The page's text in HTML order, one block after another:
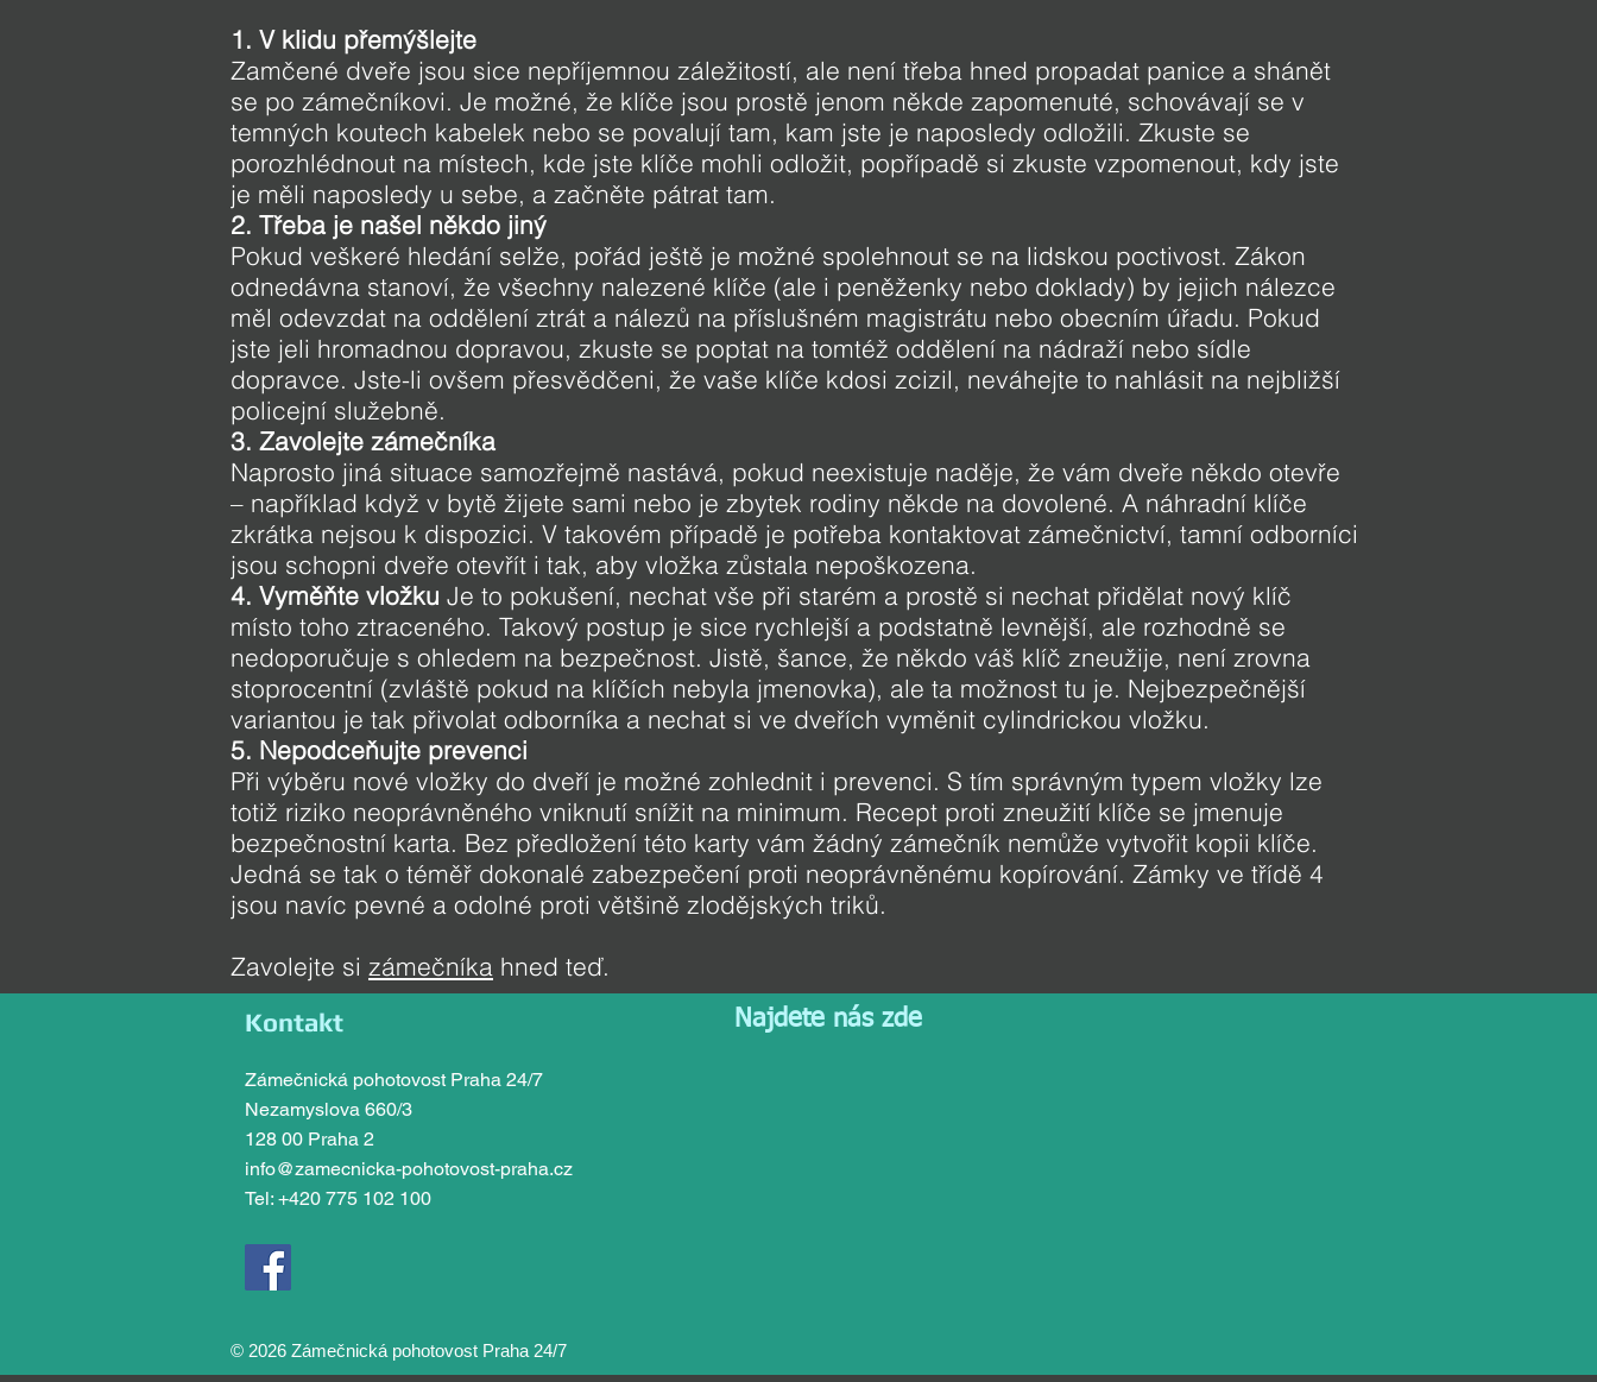
1. V klidu přemýšlejte
Zamčené dveře jsou sice nepříjemnou záležitostí, ale není třeba hned propadat panice a shánět
se po zámečníkovi. Je možné, že klíče jsou prostě jenom někde zapomenuté, schovávají se v
temných koutech kabelek nebo se povalují tam, kam jste je naposledy odložili. Zkuste se
porozhlédnout na místech, kde jste klíče mohli odložit, popřípadě si zkuste vzpomenout, kdy jste
je měli naposledy u sebe, a začněte pátrat tam.
2. Třeba je našel někdo jiný
Pokud veškeré hledání selže, pořád ještě je možné spolehnout se na lidskou poctivost. Zákon
odnedávna stanoví, že všechny nalezené klíče (ale i peněženky nebo doklady) by jejich nálezce
měl odevzdat na oddělení ztrát a nálezů na příslušném magistrátu nebo obecním úřadu. Pokud
jste jeli hromadnou dopravou, zkuste se poptat na tomtéž oddělení na nádraží nebo sídle
dopravce. Jste-li ovšem přesvědčeni, že vaše klíče kdosi zcizil, neváhejte to nahlásit na nejbližší
policejní služebně.
3. Zavolejte zámečníka
Naprosto jiná situace samozřejmě nastává, pokud neexistuje naděje, že vám dveře někdo otevře
– například když v bytě žijete sami nebo je zbytek rodiny někde na dovolené. A náhradní klíče
zkrátka nejsou k dispozici. V takovém případě je potřeba kontaktovat zámečnictví, tamní odborníci
jsou schopni dveře otevřít i tak, aby vložka zůstala nepoškozena.
4. Vyměňte vložku Je to pokušení, nechat vše při starém a prostě si nechat přidělat nový klíč
místo toho ztraceného. Takový postup je sice rychlejší a podstatně levnější, ale rozhodně se
nedoporučuje s ohledem na bezpečnost. Jistě, šance, že někdo váš klíč zneužije, není zrovna
stoprocentní (zvláště pokud na klíčích nebyla jmenovka), ale ta možnost tu je. Nejbezpečnější
variantou je tak přivolat odborníka a nechat si ve dveřích vyměnit cylindrickou vložku.
5. Nepodceňujte prevenci
Při výběru nové vložky do dveří je možné zohlednit i prevenci. S tím správným typem vložky lze
totiž riziko neoprávněného vniknutí snížit na minimum. Recept proti zneužití klíče se jmenuje
bezpečnostní karta. Bez předložení této karty vám žádný zámečník nemůže vytvořit kopii klíče.
Jedná se tak o téměř dokonalé zabezpečení proti neoprávněnému kopírování. Zámky ve třídě 4
jsou navíc pevné a odolné proti většině zlodějských triků.
Zavolejte si zámečníka hned teď.
Kontakt
Zámečnická pohotovost Praha 24/7
Nezamyslova 660/3
128 00 Praha 2
info@zamecnicka-pohotovost-praha.cz
Tel: +420 775 102 100
© 2026 Zámečnická pohotovost Praha 24/7
Najdete nás zde